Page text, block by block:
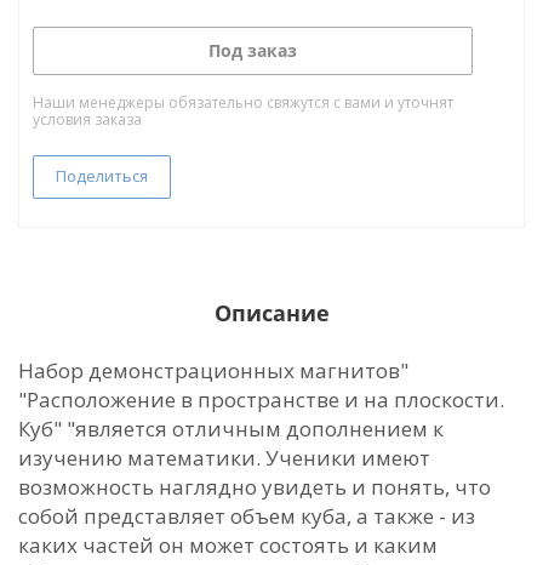
Под заказ
Наши менеджеры обязательно свяжутся с вами и уточнят
условия заказа
Поделиться
Описание
Набор демонстрационных магнитов"
"Расположение в пространстве и на плоскости.
Куб" "является отличным дополнением к
изучению математики. Ученики имеют
возможность наглядно увидеть и понять, что
собой представляет объем куба, а также - из
каких частей он может состоять и каким